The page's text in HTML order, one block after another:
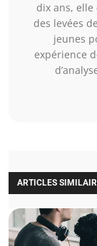
dix ans, elle
des levées
jeunes
expérience
ARTICLES